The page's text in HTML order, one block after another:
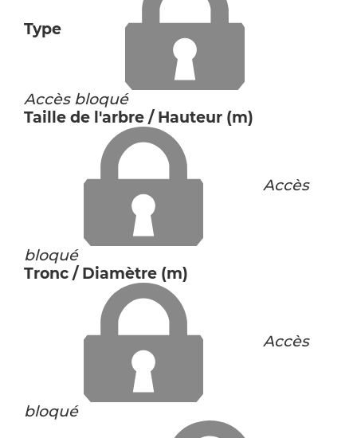
Type
Accès bloqué
Taille de l'arbre / Hauteur (m)
Accès
bloqué
Tronc / Diamètre (m)
Accès
bloqué